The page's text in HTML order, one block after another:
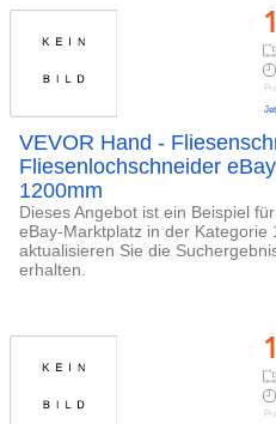
VEVOR Hand -
Fliesenlochschneider
1200mm
Dieses Angebot ist ein Beispiel
eBay-Marktplatz in der Kategorie
aktualisieren Sie die
erhalten.